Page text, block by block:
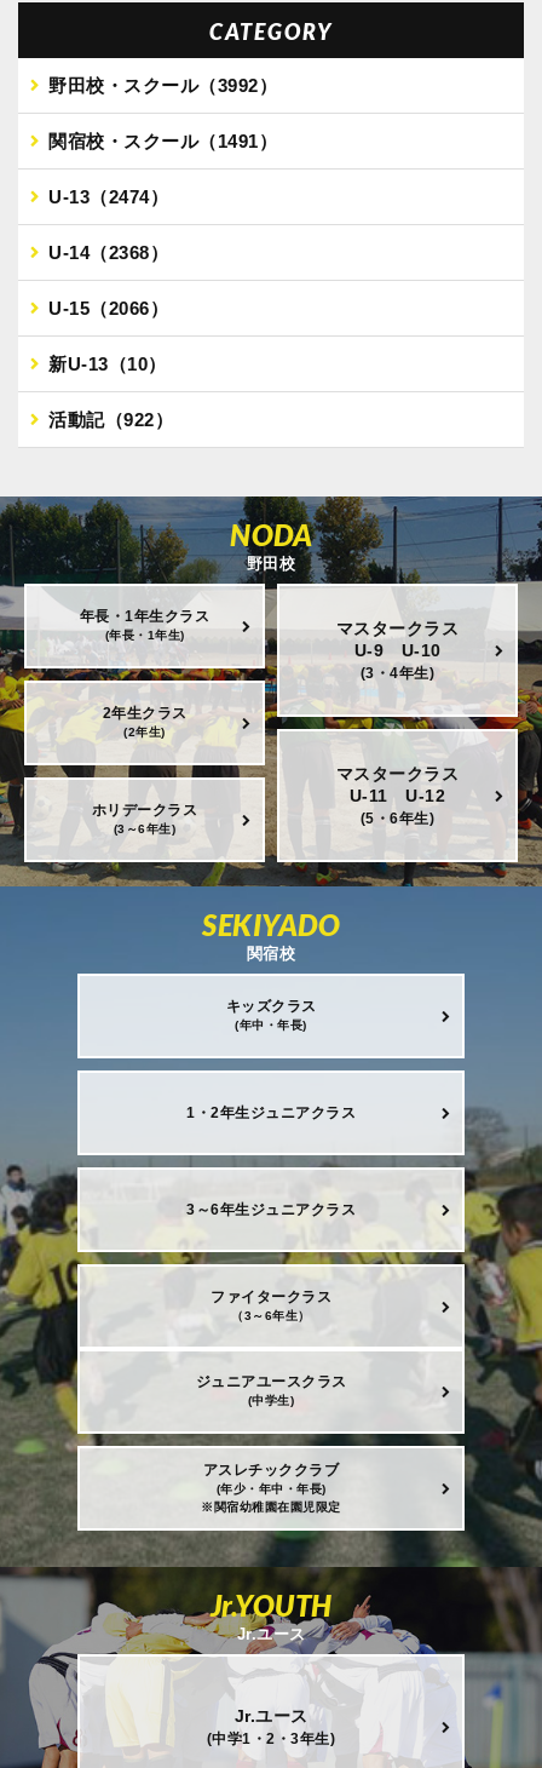
CATEGORY
野田校・スクール（3992）
関宿校・スクール（1491）
U-13（2474）
U-14（2368）
U-15（2066）
新U-13（10）
活動記（922）
NODA
野田校
年長・1年生クラス
(年長・1年生)
2年生クラス
(2年生)
ホリデークラス
(3～6年生)
マスタークラス
U-9 U-10
(3・4年生)
マスタークラス
U-11 U-12
(5・6年生)
SEKIYADO
関宿校
キッズクラス
(年中・年長)
1・2年生ジュニアクラス
3～6年生ジュニアクラス
ファイタークラス
（3～6年生）
ジュニアユースクラス
(中学生)
アスレチッククラブ
(年少・年中・年長)
※関宿幼稚園在園児限定
Jr.YOUTH
Jr.ユース
Jr.ユース
(中学1・2・3年生)